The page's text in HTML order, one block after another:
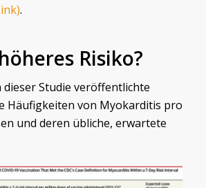
.
Risiko?
dieser Studie veröffentlichte
Häufigkeiten von Myokarditis pro
und deren übliche, erwartete